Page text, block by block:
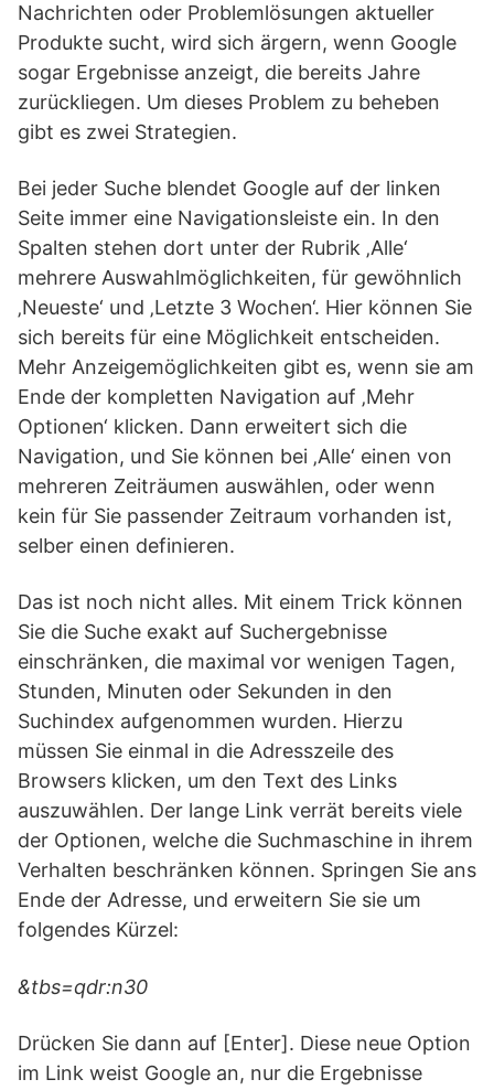
Nachrichten oder Problemlösungen aktueller
Produkte sucht, wird sich ärgern, wenn Google
sogar Ergebnisse anzeigt, die bereits Jahre
zurückliegen. Um dieses Problem zu beheben
gibt es zwei Strategien.
Bei jeder Suche blendet Google auf der linken
Seite immer eine Navigationsleiste ein. In den
Spalten stehen dort unter der Rubrik ‚Alle‘
mehrere Auswahlmöglichkeiten, für gewöhnlich
‚Neueste‘ und ‚Letzte 3 Wochen‘. Hier können Sie
sich bereits für eine Möglichkeit entscheiden.
Mehr Anzeigemöglichkeiten gibt es, wenn sie am
Ende der kompletten Navigation auf ‚Mehr
Optionen‘ klicken. Dann erweitert sich die
Navigation, und Sie können bei ‚Alle‘ einen von
mehreren Zeiträumen auswählen, oder wenn
kein für Sie passender Zeitraum vorhanden ist,
selber einen definieren.
Das ist noch nicht alles. Mit einem Trick können
Sie die Suche exakt auf Suchergebnisse
einschränken, die maximal vor wenigen Tagen,
Stunden, Minuten oder Sekunden in den
Suchindex aufgenommen wurden. Hierzu
müssen Sie einmal in die Adresszeile des
Browsers klicken, um den Text des Links
auszuwählen. Der lange Link verrät bereits viele
der Optionen, welche die Suchmaschine in ihrem
Verhalten beschränken können. Springen Sie ans
Ende der Adresse, und erweitern Sie sie um
folgendes Kürzel:
&tbs=qdr:n30
Drücken Sie dann auf [Enter]. Diese neue Option
im Link weist Google an, nur die Ergebnisse